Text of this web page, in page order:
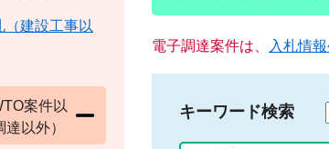
電子調達案件は、 入札情
キーワード検索
（建設工事以
案件以
以外）